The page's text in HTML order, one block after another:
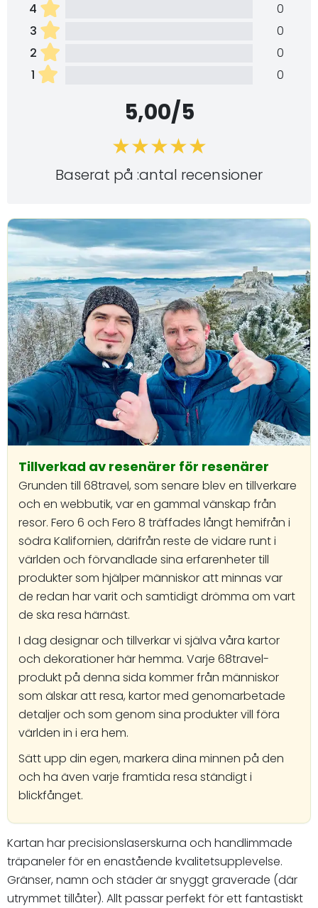
4
0
3
0
2
0
1
0
5,00/5
Baserat på :antal recensioner
Tillverkad av resenärer för resenärer
Grunden till 68travel, som senare blev en tillverkare
och en webbutik, var en gammal vänskap från
resor. Fero 6 och Fero 8 träffades långt hemifrån i
södra Kalifornien, därifrån reste de vidare runt i
världen och förvandlade sina erfarenheter till
produkter som hjälper människor att minnas var
de redan har varit och samtidigt drömma om vart
de ska resa härnäst.
I dag designar och tillverkar vi själva våra kartor
och dekorationer här hemma. Varje 68travel-
produkt på denna sida kommer från människor
som älskar att resa, kartor med genomarbetade
detaljer och som genom sina produkter vill föra
världen in i era hem.
Sätt upp din egen, markera dina minnen på den
och ha även varje framtida resa ständigt i
blickfånget.
Kartan har precisionslaserskurna och handlimmade
träpaneler för en enastående kvalitetsupplevelse.
Gränser, namn och städer är snyggt graverade (där
utrymmet tillåter). Allt passar perfekt för ett fantastiskt